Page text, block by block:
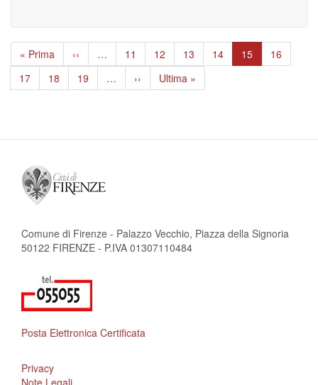
Paginazione
Prima
pagina
« Prima
Pagina
precedente
‹‹ … Page
11 Page
12 Page
13 Page
14
Pagina
attuale
15 Page
16
Page
17 Page
18 Page
19 …
Pagina
successiva
››
Ultima
pagina
Ultima »
Comune di Firenze - Palazzo Vecchio, Piazza della Signoria
50122 FIRENZE - P.IVA 01307110484
Posta Elettronica Certificata
Privacy
Note Legali